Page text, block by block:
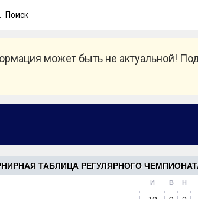
может быть не актуальной!
ТАБЛИЦА РЕГУЛЯРНОГО
И В Н